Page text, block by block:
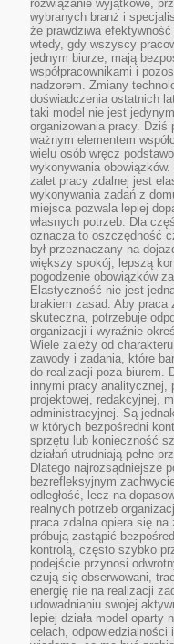
rozwiązanie wyjątkowe,
wybranych branż i
że prawdziwa
wtedy, gdy wszyscy
jednym biurze, mają
współpracownikami i
nadzorem. Zmiany
doświadczenia ostatnich
taki model nie jest
organizowania pracy. Dziś
ważnym elementem
wielu osób wręcz
wykonywania
zalet pracy zdalnej jest
wykonywania zadań z
miejsca pozwala lepiej
własnych potrzeb. Dla
oznacza to oszczędność
był przeznaczany na
większy spokój, lepszą
pogodzenie obowiązków
Elastyczność nie jest
brakiem zasad. Aby praca
skuteczna, potrzebuje
organizacji i wyraźnie
Wiele zależy od
zawody i zadania, które
do realizacji poza biurem.
innymi pracy analitycznej,
projektowej, redakcyjnej,
administracyjnej. Są
w których bezpośredni
sprzętu lub konieczność
działań utrudniają pełne
Dlatego najrozsądniejsze
bezrefleksyjnym
odległość, lecz na
realnych potrzeb
praca zdalna opiera się
próbują zastąpić
kontrolą, często szybko
podejście przynosi
czują się obserwowani,
energię nie na realizacji
udowadnianiu swojej
lepiej działa model oparty
celach, odpowiedzialności